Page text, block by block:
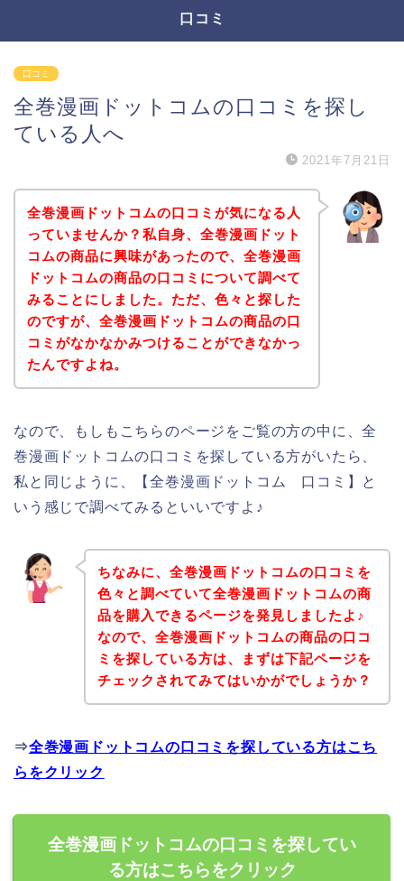
口コミ
口コミ
全巻漫画ドットコムの口コミを探し
ている人へ
2021年7月21日
全巻漫画ドットコムの口コミが気になる人
っていませんか？私自身、全巻漫画ドット
コムの商品に興味があったので、全巻漫画
ドットコムの商品の口コミについて調べて
みることにしました。ただ、色々と探した
のですが、全巻漫画ドットコムの商品の口
コミがなかなかみつけることができなかっ
たんですよね。
なので、もしもこちらのページをご覧の方の中に、全
巻漫画ドットコムの口コミを探している方がいたら、
私と同じように、【全巻漫画ドットコム 口コミ】と
いう感じで調べてみるといいですよ♪
ちなみに、全巻漫画ドットコムの口コミを
色々と調べていて全巻漫画ドットコムの商
品を購入できるページを発見しましたよ♪
なので、全巻漫画ドットコムの商品の口コ
ミを探している方は、まずは下記ページを
チェックされてみてはいかがでしょうか？
⇒全巻漫画ドットコムの口コミを探している方はこち
らをクリック
全巻漫画ドットコムの口コミを探してい
る方はこちらをクリック